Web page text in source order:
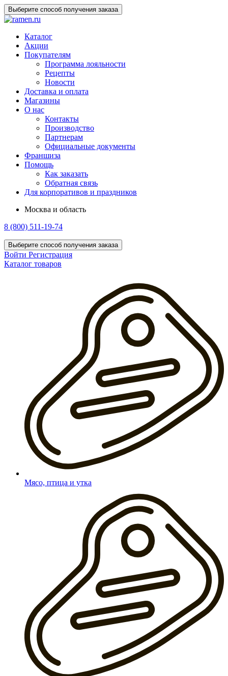
Выберите способ получения заказа
Каталог
Акции
Покупателям
Программа лояльности
Рецепты
Новости
Доставка и оплата
Магазины
О нас
Контакты
Производство
Партнерам
Официальные документы
Франшиза
Помощь
Как заказать
Обратная связь
Для корпоративов и праздников
Москва и область
8 (800) 511-19-74
Выберите способ получения заказа
Войти Регистрация
Каталог товаров
Мясо, птица и утка